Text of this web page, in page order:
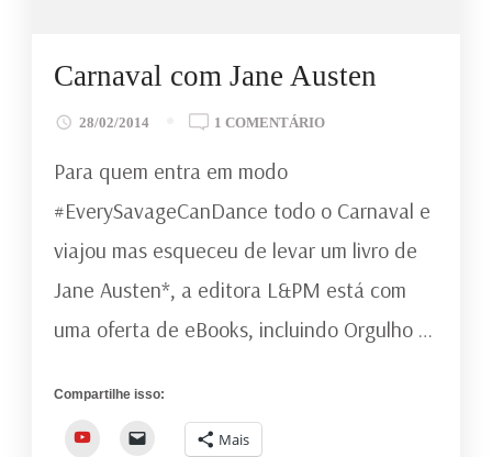
Carnaval com Jane Austen
28/02/2014 1 COMENTÁRIOEM
AUSTEN
Para quem entra em modo
#EverySavageCanDance todo o Carnaval e
viajou mas esqueceu de levar um livro de
Jane Austen*, a editora L&PM está com
uma oferta de eBooks, incluindo Orgulho …
Compartilhe isso:
YouTube Mais